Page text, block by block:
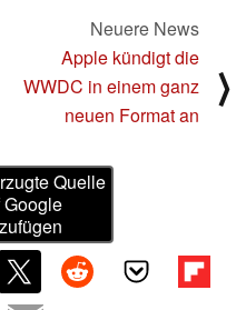
Neuere News
Apple kündigt die
WWDC in einem ganz
neuen Format an
⟩
Quelle
Google